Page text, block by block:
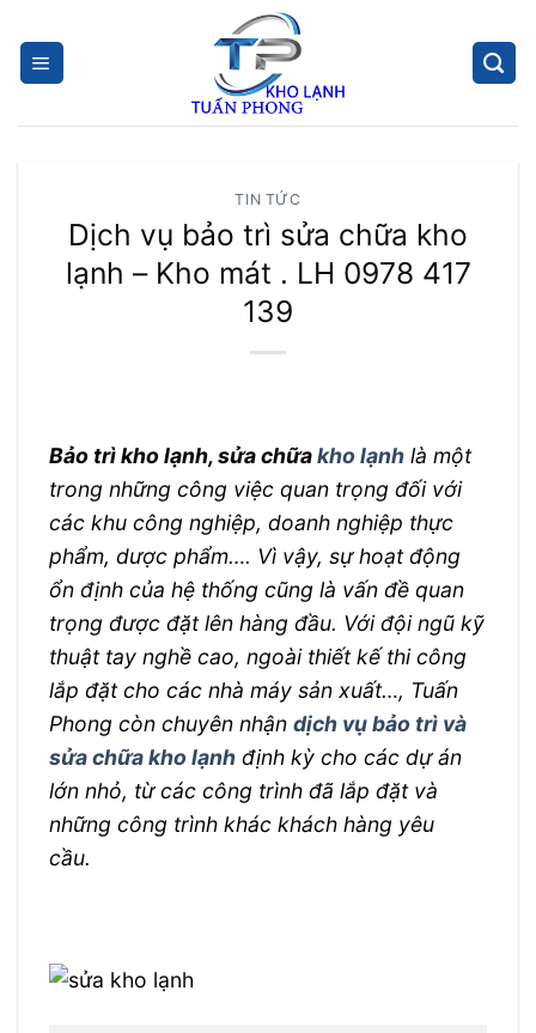
content
TIN TỨC
Dịch vụ bảo trì sửa chữa kho
lạnh – Kho mát . LH 0978 417
139
Bảo trì kho lạnh, sửa chữakho lạnh là một
trong những công việc quan trọng đối với
các khu công nghiệp, doanh nghiệp thực
phẩm, dược phẩm…. Vì vậy, sự hoạt động
ổn định của hệ thống cũng là vấn đề quan
trọng được đặt lên hàng đầu. Với đội ngũ kỹ
thuật tay nghề cao, ngoài thiết kế thi công
lắp đặt cho các nhà máy sản xuất…, Tuấn
Phong còn chuyên nhậndịch vụ bảo trì và
sửa chữa kho lạnh định kỳ cho các dự án
lớn nhỏ, từ các công trình đã lắp đặt và
những công trình khác khách hàng yêu
cầu.